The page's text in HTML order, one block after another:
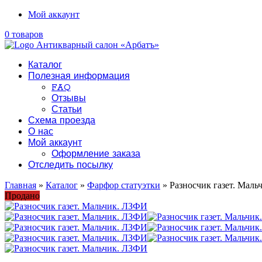
Мой аккаунт
0 товаров
Каталог
Полезная информация
FAQ
Отзывы
Статьи
Схема проезда
О нас
Мой аккаунт
Оформление заказа
Отследить посылку
Главная » Каталог » Фарфор статуэтки » Разносчик газет.
Продано